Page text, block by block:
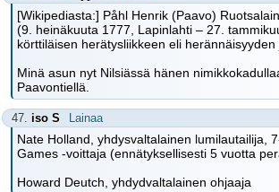
[Wikipediasta:] Påhl Henrik (Paavo)
(9. heinäkuuta 1777, Lapinlahti – 27.
körttiläisen herätysliikkeen eli herännäisyyden
Minä asun nyt Nilsiässä hänen
Paavontiellä.
47. iso S Lainaa
Nate Holland, yhdysvaltalainen lumilautailija,
Games -voittaja (ennätyksellisesti 5 vuotta
Howard Deutch, yhdydvaltalainen ohjaaja